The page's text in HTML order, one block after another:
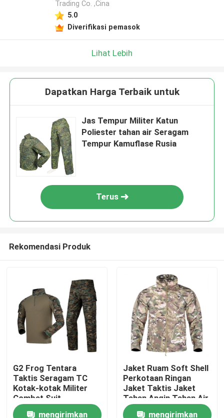
Tentang kita
Kontak
Trading Co. ,Cina
5.0
Diverifikasi pemasok
Lihat Lebih
Dapatkan Harga Terbaik untuk
Jas Tempur Militer Katun
Poliester tahan air Seragam
Tempur Kamuflase Rusia
Terus
Rekomendasi Produk
G2 Frog Tentara
Taktis Seragam TC
Kotak-kotak Militer
Combat Suit
Penyerapan
mengirimkan
Jaket Ruam Soft Shell
Perkotaan Ringan
Jaket Taktis Jaket
Tahan Angin Tahan Air
mengirimkan